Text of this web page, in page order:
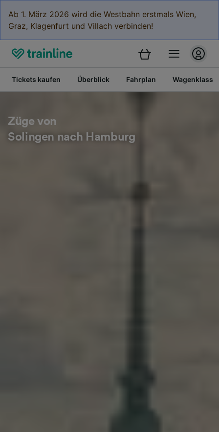
Ab 1. März 2026 wird die Westbahn erstmals Wien,
Graz, Klagenfurt und Villach verbinden!
Tickets kaufen Überblick Fahrplan
Züge von
Solingen nach Hamburg